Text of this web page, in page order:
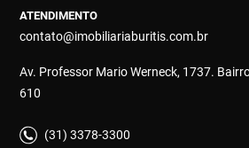
ATENDIMENTO
contato@imobiliariaburitis.com.br
Av. Professor Mario Werneck, 1737.
610
(31) 3378-3300